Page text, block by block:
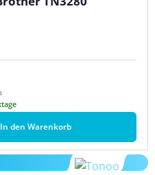
In den Warenkorb